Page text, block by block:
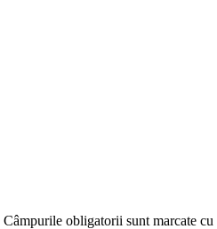
Câmpurile obligatorii sunt marcate cu